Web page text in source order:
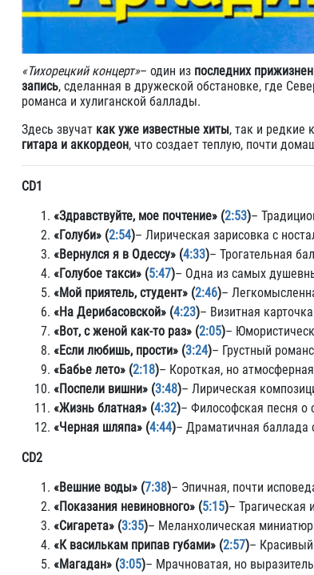
«Тихорецкий концерт»– один из последних
запись, сделанная в дружеской обстановке, где
романса и хулиганской баллады.
Здесь звучат как уже известные хиты, так и редкие
гитара и аккордеон, что создает теплую, почти
CD1
«Здравствуйте, мое почтение» (2:53)–
«Голуби» (2:54)– Лирическая зарисовка с
«Вернулся я в Одессу» (4:33)– Трогательная
«Голубое такси» (5:47)– Одна из самых
«Мой приятель, студент» (2:46)–
«На Дерибасовской» (4:23)– Визитная
«Вот, с женой как-то раз» (2:05)–
«Если любишь, прости» (3:24)– Грустный
«Бабье лето» (2:18)– Короткая, но
«Поспели вишни» (3:48)– Лирическая
«Жизнь блатная» (4:32)– Философская песня о
«Черная шляпа» (4:44)– Драматичная баллада
CD2
«Вешние воды» (7:38)– Эпичная, почти
«Показания невиновного» (5:15)– Трагическая
«Сигарета» (3:35)– Меланхолическая
«К василькам припав губами» (2:57)–
«Магадан» (3:05)– Мрачноватая, но